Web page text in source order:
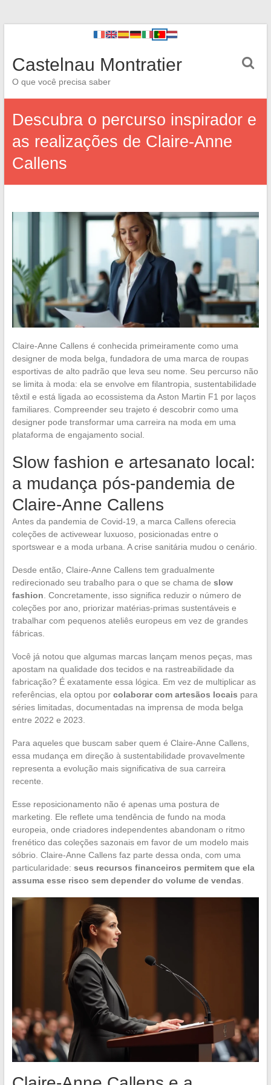
Castelnau Montratier
O que você precisa saber
Descubra o percurso inspirador e
as realizações de Claire-Anne
Callens
Claire-Anne Callens é conhecida primeiramente como uma
designer de moda belga, fundadora de uma marca de roupas
esportivas de alto padrão que leva seu nome. Seu percurso não
se limita à moda: ela se envolve em filantropia, sustentabilidade
têxtil e está ligada ao ecossistema da Aston Martin F1 por laços
familiares. Compreender seu trajeto é descobrir como uma
designer pode transformar uma carreira na moda em uma
plataforma de engajamento social.
Slow fashion e artesanato local:
a mudança pós-pandemia de
Claire-Anne Callens
Antes da pandemia de Covid-19, a marca Callens oferecia
coleções de activewear luxuoso, posicionadas entre o
sportswear e a moda urbana. A crise sanitária mudou o cenário.
Desde então, Claire-Anne Callens tem gradualmente
redirecionado seu trabalho para o que se chama de slow
fashion . Concretamente, isso significa reduzir o número de
coleções por ano, priorizar matérias-primas sustentáveis e
trabalhar com pequenos ateliês europeus em vez de grandes
fábricas.
Você já notou que algumas marcas lançam menos peças, mas
apostam na qualidade dos tecidos e na rastreabilidade da
fabricação? É exatamente essa lógica. Em vez de multiplicar as
referências, ela optou por colaborar com artesãos locais para
séries limitadas, documentadas na imprensa de moda belga
entre 2022 e 2023.
Para aqueles que buscam saber quem é Claire-Anne Callens,
essa mudança em direção à sustentabilidade provavelmente
representa a evolução mais significativa de sua carreira
recente.
Esse reposicionamento não é apenas uma postura de
marketing. Ele reflete uma tendência de fundo na moda
europeia, onde criadores independentes abandonam o ritmo
frenético das coleções sazonais em favor de um modelo mais
sóbrio. Claire-Anne Callens faz parte dessa onda, com uma
particularidade: seus recursos financeiros permitem que ela
assuma esse risco sem depender do volume de vendas